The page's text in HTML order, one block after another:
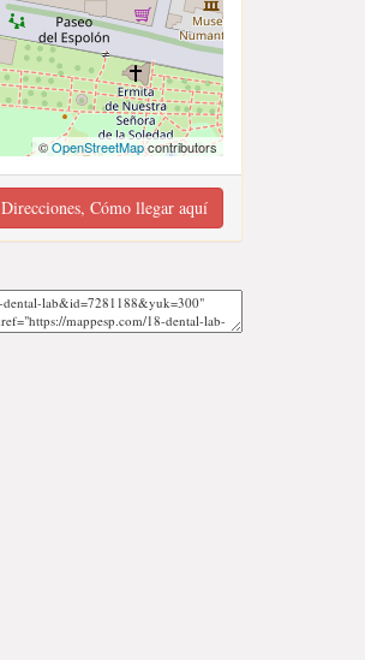
©OpenStreetMapcontributors
Direcciones, Cómo llegar aquí